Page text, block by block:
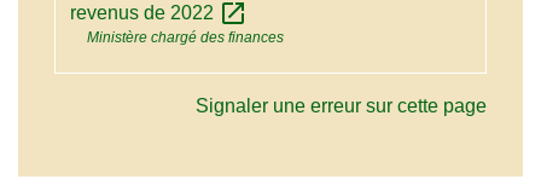
revenus de 2022 open_in_new
Ministère chargé des finances
Signaler une erreur sur cette page